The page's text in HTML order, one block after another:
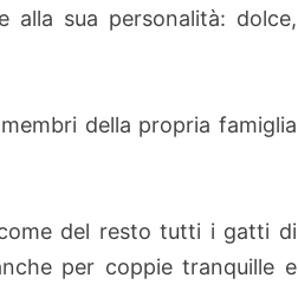
alla sua personalità: dolce,
della propria famiglia
del resto tutti i gatti di
per coppie tranquille e